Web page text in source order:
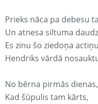
Prieks nāca pa debesu
Un atnesa siltuma
Es zinu šo ziedoņa
Hendriks vārdā
No bērna pirmās dienas,
Kad šūpulis tam kārts,